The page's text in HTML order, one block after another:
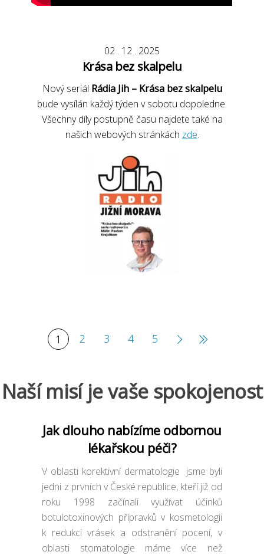
02 . 12 . 2025
Krása bez skalpelu
Nový seriál Rádia Jih – Krása bez skalpelu
bude vysílán každý týden v sobotu dopoledne.
Všechny díly postupně času najdete také na
našich webových stránkách zde.
1 2 3 4 5
Naší misí je vaše spokojenost
Jak dlouho nabízíme odbornou
lékařskou péči?
V oblasti korektivní dermatologie jsme byli
jedni z prvních v České republice, kteří již od
roku 1998 začínali využívat účinků
botulotoxinových přípravků v kosmetologii
k redukci vrásek a odstranění pocení, v
oblasti stomatologie máme více než